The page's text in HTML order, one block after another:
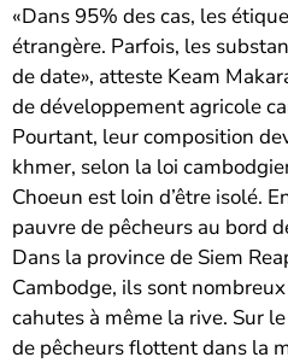
«Dans 95% des cas, les
étrangère. Parfois, les
de date», atteste Keam
de développement agricole
Pourtant, leur composition
khmer, selon la loi
Choeun est loin d’être isolé.
pauvre de pêcheurs au bord
Dans la province de Siem
Cambodge, ils sont
cahutes à même la rive. Sur
de pêcheurs flottent dans la